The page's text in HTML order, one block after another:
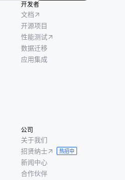
开发者
文档
开源项目
性能测试
数据迁移
应用集成
公司
关于我们
招贤纳士
热招中
新闻中心
合作伙伴